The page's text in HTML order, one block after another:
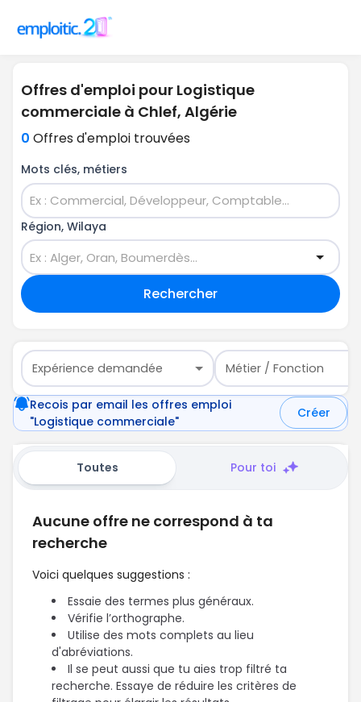
Offres d'emploi pour Logistique
commerciale à Chlef, Algérie
0 Offres d'emploi trouvées
Mots clés, métiers
Région, Wilaya
Rechercher
Expérience demandée Métier / Fonction
Recois par email les offres emploi
"Logistique commerciale"
Créer
Toutes Pour toi
Aucune offre ne correspond à ta
recherche
Voici quelques suggestions :
Essaie des termes plus généraux.
Vérifie l’orthographe.
Utilise des mots complets au lieu
d'abréviations.
Il se peut aussi que tu aies trop filtré ta
recherche. Essaye de réduire les critères de